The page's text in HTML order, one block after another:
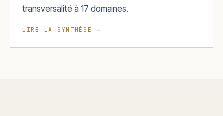
transversalité à 17 domaines.
LIRE LA SYNTHÈSE →